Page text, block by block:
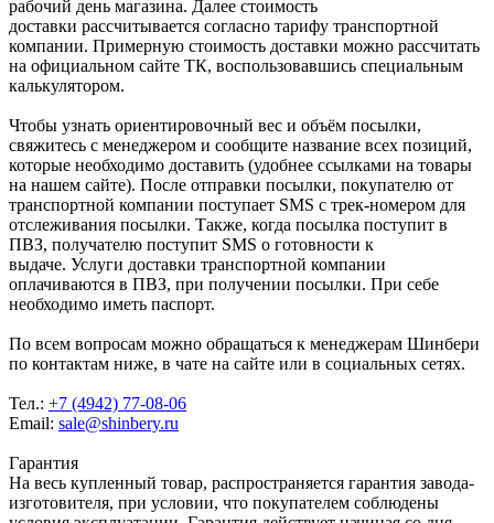
рабочий день магазина. Далее стоимость
доставки рассчитывается согласно тарифу транспортной
компании. Примерную стоимость доставки можно рассчитать
на официальном сайте ТК, воспользовавшись специальным
калькулятором.
Чтобы узнать ориентировочный вес и объём посылки,
свяжитесь с менеджером и сообщите название всех позиций,
которые необходимо доставить (удобнее ссылками на товары
на нашем сайте). После отправки посылки, покупателю от
транспортной компании поступает SMS с трек-номером для
отслеживания посылки. Также, когда посылка поступит в
ПВЗ, получателю поступит SMS о готовности к
выдаче. Услуги доставки транспортной компании
оплачиваются в ПВЗ, при получении посылки. При себе
необходимо иметь паспорт.
По всем вопросам можно обращаться к менеджерам Шинбери
по контактам ниже, в чате на сайте или в социальных сетях.
Тел.: +7 (4942) 77-08-06
Email: sale@shinbery.ru
Гарантия
На весь купленный товар, распространяется гарантия завода-
изготовителя, при условии, что покупателем соблюдены